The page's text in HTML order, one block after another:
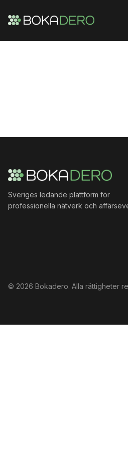
Sveriges ledande plattform för
professionella nätverk och
© 2026 Bokadero. Alla rättigheter